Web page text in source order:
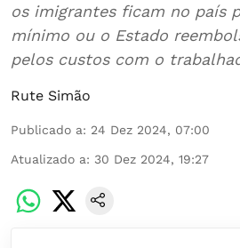
os imigrantes ficam no país
mínimo ou o Estado
pelos custos com o
Rute Simão
Publicado a: 24 Dez 2024, 07:00
Atualizado a: 30 Dez 2024, 19:27